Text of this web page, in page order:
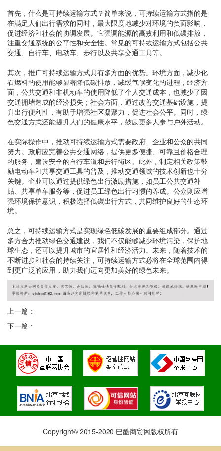
首先，什么是可持续运输方式？简单来说，可持续运输方式指的是
在满足人们出行需求的同时，最大限度地减少对环境的负面影响，
促进经济和社会的协调发展。它强调能源的高效利用和低碳排放，
注重交通系统的公平性和安全性。常见的可持续运输方式包括公共
交通、自行车、电动车、步行以及共享交通工具等。
其次，推广可持续运输方式具有多方面的优势。环境方面，减少化
石燃料的使用能够显著降低碳排放，减缓气候变化的进程；经济方
面，公共交通和非机动车的使用降低了个人交通成本，也减少了因
交通拥堵造成的经济损失；社会方面，通过改善交通基础设施，提
升出行便利性，有助于增强社区凝聚力，促进社会公平。同时，绿
色交通方式还能提升人们的健康水平，鼓励更多人参与户外活动。
在实际操作中，推动可持续运输方式需要政府、企业和公众的共同
努力。政府应完善公共交通网络，提供更多便捷、可靠且价格合理
的服务，建设安全的自行车道和步行街区。此外，制定相关政策鼓
励电动车和共享交通工具的普及，推动交通领域的技术创新也十分
关键。企业可以通过提供绿色出行激励措施，如员工公共交通补
贴、共享单车服务等，促进员工绿色出行习惯的养成。公众则应增
强环境保护意识，积极选择低碳出行方式，共同维护良好的生态环
境。
总之，可持续运输方式是实现绿色低碳发展的重要组成部分。通过
多方合力推动绿色交通建设，我们不仅能够减少环境污染，保护地
球生态，还可以提升城市的宜居性和经济活力。未来，随着技术的
不断进步和社会的持续关注，可持续运输方式必将在全球范围内得
到更广泛的应用，助力我们迈向更加美好的绿色未来。
上一篇：
下一篇：
Copyright© 2015-2020 巴酷商贸网版权所有